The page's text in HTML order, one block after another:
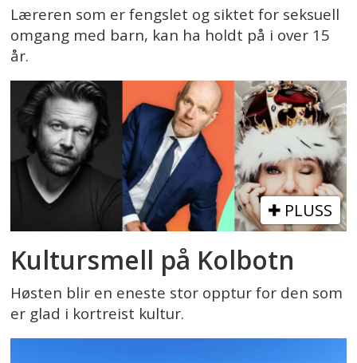
Læreren som er fengslet og siktet for seksuell
omgang med barn, kan ha holdt på i over 15
år.
PLUSS
Kultursmell på Kolbotn
Høsten blir en eneste stor opptur for den som
er glad i kortreist kultur.